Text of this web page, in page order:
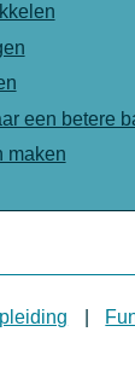
een betere
maken